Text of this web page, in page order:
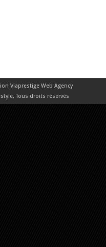
Viaprestige Web Agency
Tous droits réservés